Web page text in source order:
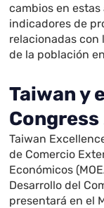
cambios en
indicadores de
relacionadas
de la población
Taiwan y
Congress
Taiwan
de Comercio
Económicos
Desarrollo del
presentará en el